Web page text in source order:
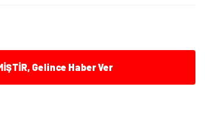
Gelince Haber Ver